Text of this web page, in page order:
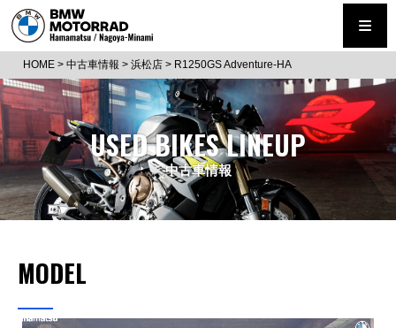
HOME > 中古車情報 > 浜松店 > R1250GS Adventure-HA
USED BIKES LINEUP
中古車情報
MODEL